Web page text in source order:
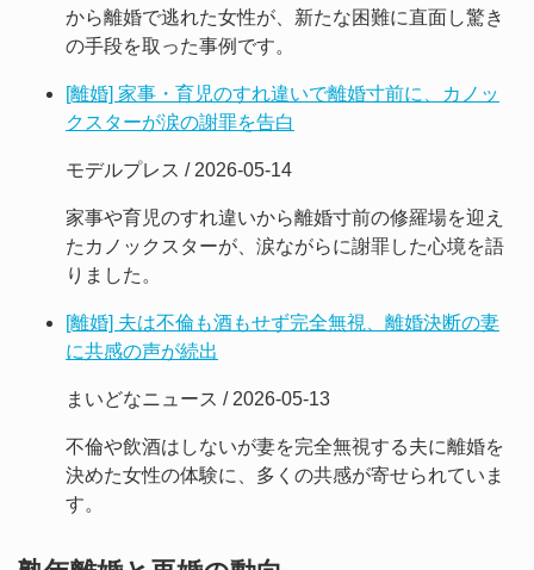
から離婚で逃れた女性が、新たな困難に直面し驚き
の手段を取った事例です。
[離婚] 家事・育児のすれ違いで離婚寸前に、カノッ
クスターが涙の謝罪を告白
モデルプレス / 2026-05-14
家事や育児のすれ違いから離婚寸前の修羅場を迎え
たカノックスターが、涙ながらに謝罪した心境を語
りました。
[離婚] 夫は不倫も酒もせず完全無視、離婚決断の妻
に共感の声が続出
まいどなニュース / 2026-05-13
不倫や飲酒はしないが妻を完全無視する夫に離婚を
決めた女性の体験に、多くの共感が寄せられていま
す。